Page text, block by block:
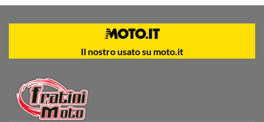
Il nostro usato su moto.it